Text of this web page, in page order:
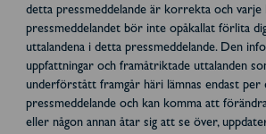
detta pressmeddelande är korrekta och varje
pressmeddelandet bör inte opåkallat förlita
uttalandena i detta pressmeddelande. Den
uppfattningar och framåtriktade uttalanden
underförstått framgår häri lämnas endast per
pressmeddelande och kan komma att
eller någon annan åtar sig att se över,